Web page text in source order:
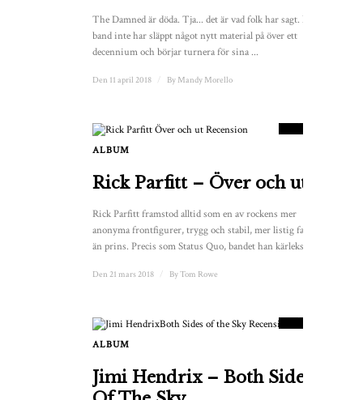
The Damned är döda. Tja... det är vad folk har sagt. När ett
band inte har släppt något nytt material på över ett
decennium och börjar turnera för sina ...
Den 11 april 2018 By Mandy Morello
POÄNG
ALBUM
Rick Parfitt – Över och ut
Rick Parfitt framstod alltid som en av rockens mer
anonyma frontfigurer, trygg och stabil, mer listig fattiglapp
än prins. Precis som Status Quo, bandet han kärleksfullt ...
Den 21 mars 2018 ByTom Rowe
ALBUM
Jimi Hendrix – Both Sides